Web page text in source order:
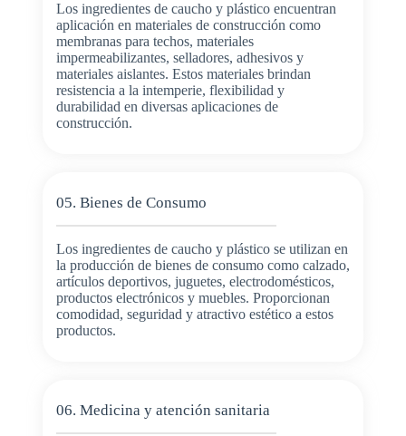
Los ingredientes de caucho y plástico encuentran
aplicación en materiales de construcción como
membranas para techos, materiales
impermeabilizantes, selladores, adhesivos y
materiales aislantes. Estos materiales brindan
resistencia a la intemperie, flexibilidad y
durabilidad en diversas aplicaciones de
construcción.
05. Bienes de Consumo
Los ingredientes de caucho y plástico se utilizan en
la producción de bienes de consumo como calzado,
artículos deportivos, juguetes, electrodomésticos,
productos electrónicos y muebles. Proporcionan
comodidad, seguridad y atractivo estético a estos
productos.
06. Medicina y atención sanitaria